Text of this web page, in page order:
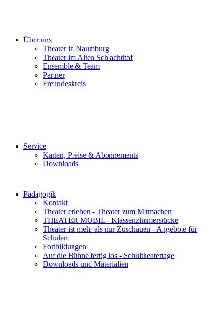
Über uns
Theater in Naumburg
Theater im Alten Schlachthof
Ensemble & Team
Partner
Freundeskreis
Service
Karten, Preise & Abonnements
Downloads
Pädagogik
Kontakt
Theater erleben - Theater zum Mitmachen
THEATER MOBIL - Klassenzimmerstücke
Theater ist mehr als nur Zuschauen - Angebote für
Schulen
Fortbildungen
Auf die Bühne fertig los - Schultheatertage
Downloads und Materialien